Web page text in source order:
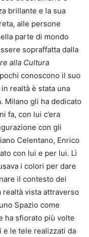
brillante e la sua
alle persone
parte di mondo
sopraffatta dalla
alla Cultura
conoscono il suo
realtà è stata una
Milano gli ha dedicato
fa, con lui c’era
con gli
Celentano, Enrico
con lui e per lui. Lì
i colori per dare
il contesto dei
vista attraverso
Spazio come
ha sfiorato più volte
e le tele realizzati da